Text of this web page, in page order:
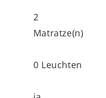
Polsterbett mit
inklusive
Verstellung
2
Matratze(n)
0 Leuchten